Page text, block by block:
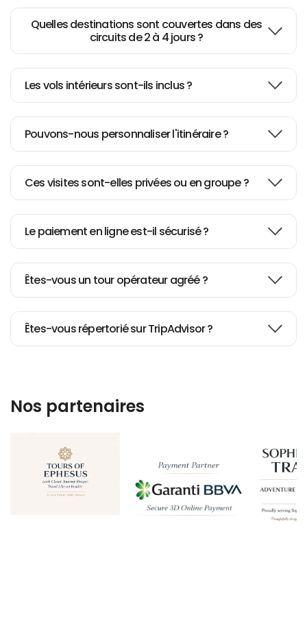
Quelles destinations sont couvertes dans des
circuits de 2 à 4 jours ?
Les vols intérieurs sont-ils inclus ?
Pouvons-nous personnaliser l'itinéraire ?
Ces visites sont-elles privées ou en groupe ?
Le paiement en ligne est-il sécurisé ?
Êtes-vous un tour opérateur agréé ?
Êtes-vous répertorié sur TripAdvisor ?
Nos partenaires